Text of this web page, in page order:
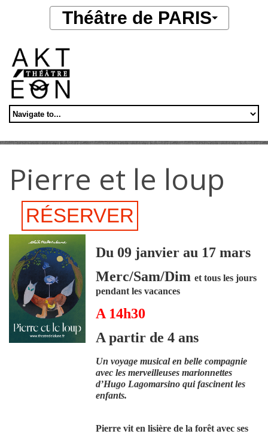
Aller au contenu principal
Théâtre de PARIS
Pierre et le loup
RÉSERVER
Du 09 janvier au 17 mars
Merc/Sam/Dim et tous les jours
pendant les vacances
A 14h30
A partir de 4 ans
Un voyage musical en belle compagnie
avec les merveilleuses marionnettes
d’Hugo Lagomarsino qui fascinent les
enfants.
Pierre vit en lisière de la forêt avec ses